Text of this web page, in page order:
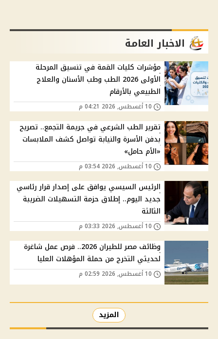
الاخبار العامة
مؤشرات كليات القمة في تنسيق المرحلة
الأولى 2026 الطب وطب الأسنان والعلاج
الطبيعي بالأرقام
تقرير الطب الشرعي في جريمة التجمع.. تصريح
بدفن الأسرة والنيابة تواصل كشف الملابسات
«الأم حامل»
الرئيس السيسي يوافق على إصدار قرار رئاسي
جديد اليوم.. إطلاق حزمة التسهيلات الضريبة
الثالثة
وظائف مصر للطيران 2026.. فرص عمل شاغرة
لحديثي التخرج من حملة المؤهلات العليا
المزيد